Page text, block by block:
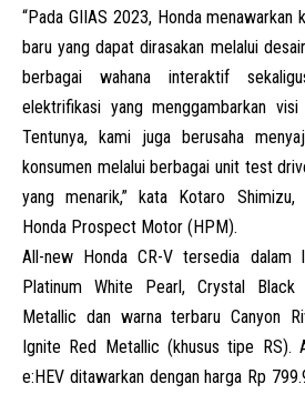
“Pada GIIAS 2023, Honda menawarkan
baru yang dapat dirasakan melalui
berbagai wahana interaktif
elektrifikasi yang menggambarkan
Tentunya, kami juga berusaha
konsumen melalui berbagai unit test
yang menarik,” kata Kotaro
Honda Prospect Motor (HPM).
All-new Honda CR-V tersedia dalam
Platinum White Pearl, Crystal
Metallic dan warna terbaru Canyon
Ignite Red Metallic (khusus tipe RS).
e:HEV ditawarkan dengan harga Rp